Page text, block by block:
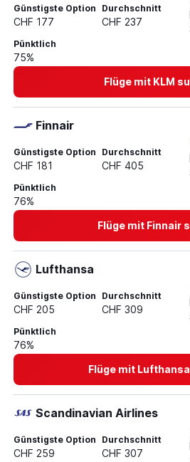
Günstigste Option
CHF 177
Durchschnitt
CHF 237
Pünktlich
75%
Flüge mit KLM
Finnair
Günstigste Option
CHF 181
Durchschnitt
CHF 405
Pünktlich
76%
Flüge mit Finnair
Lufthansa
Günstigste Option
CHF 205
Durchschnitt
CHF 309
Pünktlich
76%
Flüge mit
Scandinavian Airlines
Günstigste Option
CHF 259
Durchschnitt
CHF 307